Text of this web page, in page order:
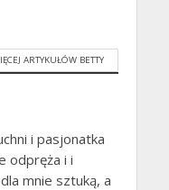
ARTYKUŁÓW BETTY
i pasjonatka
odpręża i i
mnie sztuką, a